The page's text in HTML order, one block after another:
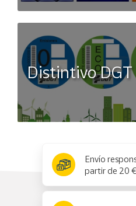
Distintivo DGT
Envío
partir de 20